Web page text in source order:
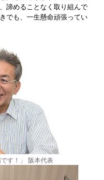
諦めることなく取り組んで
でも、一生懸命頑張ってい
です！」 阪本代表